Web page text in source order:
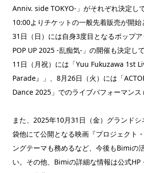
Anniv. side TOKYO-」がそれぞれ決定し
10:00よりチケットの一般先着販売が開始
31日（日）には自身3度目となるポップ
POP UP 2025 -乱痴気-」の開催も決定し
11日（月祝）には「Yuu Fukuzawa 1st
Parade』」、8月26日（火）には「
Dance 2025」でのライブパフォーマンス
また、2025年10月31日（金）グランド
袋他にて公開となる映画『プロジェクト
ングテーマも務めるなど、今後もBimiの
い。その他、Bimiの詳細な情報は公式HP